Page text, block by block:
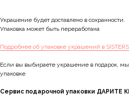
Украшение будет доставлено в сохранности.
Упаковка может быть переработана
Подробнее об упаковке украшений в
Если вы выбираете украшение в подарок,
упаковке
Сервис подарочной упаковки ДАРИТЕ